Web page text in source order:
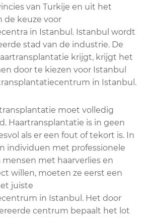
van Turkije en uit het
de keuze voor
in Istanbul. Istanbul wordt
stad van de industrie. De
krijgt, krijgt het
door te kiezen voor Istanbul
in Istanbul.
moet volledig
Haartransplantatie is in geen
als er een fout of tekort is. In
individuen met professionele
mensen met haarverlies en
willen, moeten ze eerst een
juiste
in Istanbul. Het door
centrum bepaalt het lot